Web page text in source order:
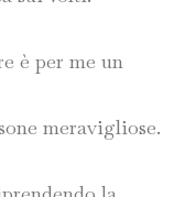
è per me un
meravigliose.